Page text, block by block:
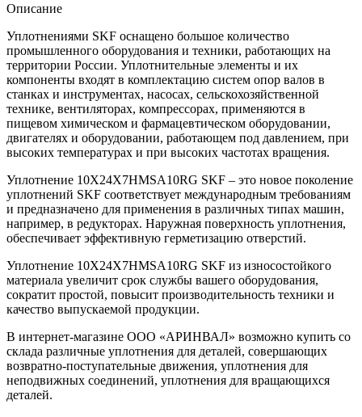
Описание
Уплотнениями SKF оснащено большое количество
промышленного оборудования и техники, работающих на
территории России. Уплотнительные элементы и их
компоненты входят в комплектацию систем опор валов в
станках и инструментах, насосах, сельскохозяйственной
технике, вентиляторах, компрессорах, применяются в
пищевом химическом и фармацевтическом оборудовании,
двигателях и оборудовании, работающем под давлением, при
высоких температурах и при высоких частотах вращения.
Уплотнение 10X24X7HMSA10RG SKF – это новое поколение
уплотнений SKF соответствует международным требованиям
и предназначено для применения в различных типах машин,
например, в редукторах. Наружная поверхность уплотнения,
обеспечивает эффективную герметизацию отверстий.
Уплотнение 10X24X7HMSA10RG SKF из износостойкого
материала увеличит срок службы вашего оборудования,
сократит простой, повысит производительность техники и
качество выпускаемой продукции.
В интернет-магазине ООО «АРИНВАЛ» возможно купить со
склада различные уплотнения для деталей, совершающих
возвратно-поступательные движения, уплотнения для
неподвижных соединений, уплотнения для вращающихся
деталей.